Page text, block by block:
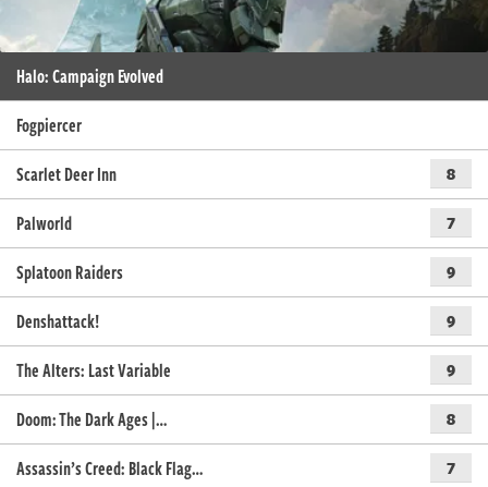
Halo: Campaign Evolved
Fogpiercer
Scarlet Deer Inn
8
Palworld 7
Splatoon Raiders 9
Denshattack! 9
The Alters: Last Variable 9
Doom: The Dark Ages |… 8
Assassin’s Creed: Black Flag… 7